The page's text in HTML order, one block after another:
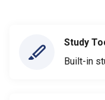
Study
Built-in